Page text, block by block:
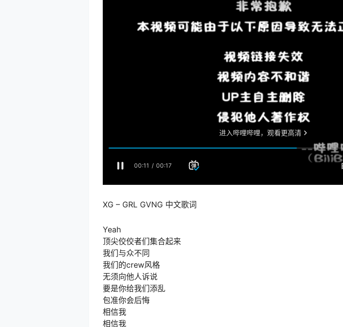
XG – GRL GVNG 中文歌词
Yeah
顶尖佼佼者们集合起来
我们与众不同
我们的crew风格
无须向他人诉说
要是你给我们添乱
包准你会后悔
相信我
相信我